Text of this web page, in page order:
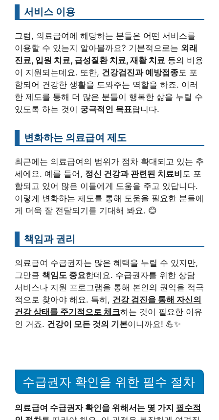
서비스 이용
그럼, 의료급여에 해당하는 분들은 어떤 서비스를
이용할 수 있는지 알아볼까요? 기본적으로는 외래
진료, 입원 치료, 급성질환 치료, 재활 치료 등의 비용
이 지원되는데요. 또한, 건강검진과 예방접종도 포
함되어 건강한 생활을 도와주는 역할을 하죠. 이러
한 제도를 통해 더 많은 분들이 행복한 삶을 누릴 수
있도록 하는 것이 궁극적인 목표랍니다.
변화하는 의료급여 제도
최근에는 의료급여의 범위가 점차 확대되고 있는 추
세에요. 예를 들어, 정신 건강과 관련된 치료비 도 포
함되고 있어 많은 이들에게 도움을 주고 있답니다.
이렇게 변화하는 제도를 통해 도움을 필요한 분들에
게 더욱 잘 전달되기를 기대해 봐요. 😊
책임과 권리
의료급여 수급권자는 많은 혜택을 누릴 수 있지만,
그만큼 책임도 중요한데요. 수급권자를 위한 상담
서비스나 지원 프로그램을 통해 본인의 권익을 적극
적으로 찾아야 해요. 특히, 건강 검진을 통해 자신의
건강 상태를 주기적으로 체크하는 것이 필요한 이유
인 거죠. 건강이 모든 것의 기본이니까요! 💪✨
수급권자 확인을 위한 필수 절차
의료급여 수급권자 확인을 위해서는 몇 가지 필수적